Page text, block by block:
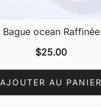
Bague ocean Raffinée
$25.00
AJOUTER AU PANIER